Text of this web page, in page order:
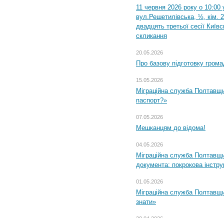
11 червня 2026 року о 10:00
вул.Решетилівська, ½, кім.
двадцять третьої сесії
скликання
20.05.2026
Про базову підготовку
15.05.2026
Міграційна служба
паспорт?»
07.05.2026
Мешканцям до відома!
04.05.2026
Міграційна служба
документа: покрокова
01.05.2026
Міграційна служба
знати»